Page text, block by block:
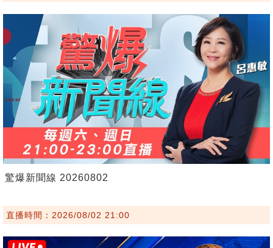
驚爆新聞線 20260802
直播時間：2026/08/02 21:00